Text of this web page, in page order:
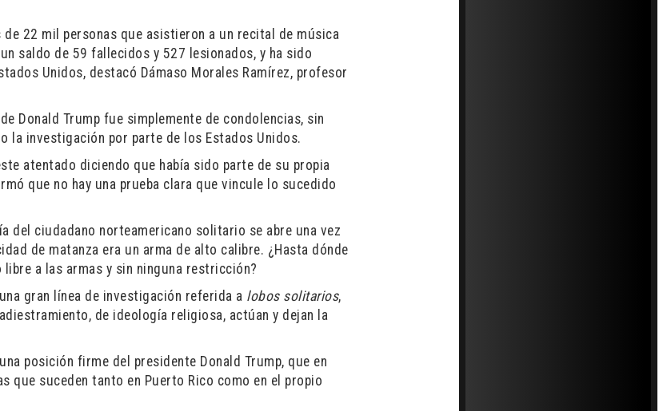
22 mil personas que asistieron a un recital de música
saldo de 59 fallecidos y 527 lesionados, y ha sido
Unidos, destacó Dámaso Morales Ramírez, profesor
Donald Trump fue simplemente de condolencias, sin
la investigación por parte de los Estados Unidos.
atentado diciendo que había sido parte de su propia
que no hay una prueba clara que vincule lo sucedido
del ciudadano norteamericano solitario se abre una vez
de matanza era un arma de alto calibre. ¿Hasta dónde
a las armas y sin ninguna restricción?
gran línea de investigación referida a lobos solitarios,
de ideología religiosa, actúan y dejan la
posición firme del presidente Donald Trump, que en
que suceden tanto en Puerto Rico como en el propio